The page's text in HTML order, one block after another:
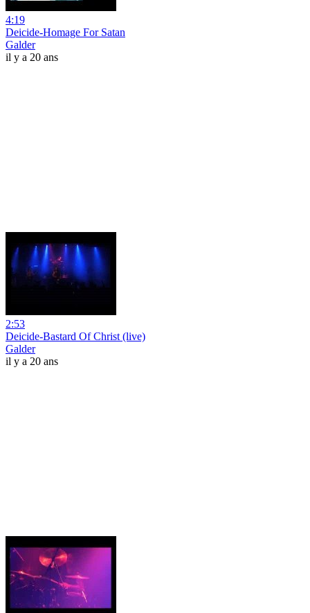
4:19
Deicide-Homage For Satan
Galder
il y a 20 ans
2:53
Deicide-Bastard Of Christ (live)
Galder
il y a 20 ans